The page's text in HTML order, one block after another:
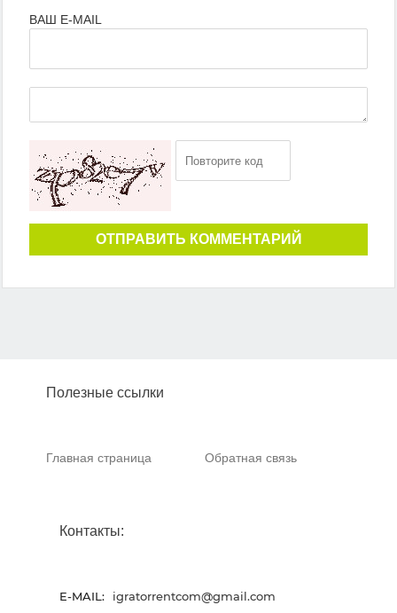
ВАШ E-MAIL
ОТПРАВИТЬ КОММЕНТАРИЙ
Полезные ссылки
Главная страница Обратная связь
Контакты:
E-MAIL: igratorrentcom@gmail.com